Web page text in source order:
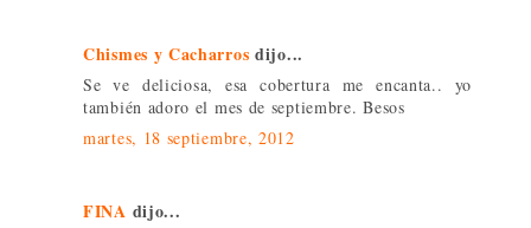
Chismes y Cacharros dijo...
Se ve deliciosa, esa cobertura me encanta.. yo
también adoro el mes de septiembre. Besos
martes, 18 septiembre, 2012
FINA dijo...